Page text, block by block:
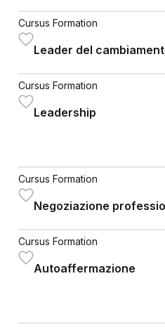
Cursus Formation
Leader del
Cursus Formation
Leadership
Cursus Formation
Negoziazione
Cursus Formation
Autoaffermazione